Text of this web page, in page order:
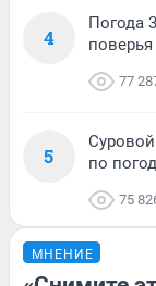
4
Погода
77
5
по
75
МНЕНИЕ